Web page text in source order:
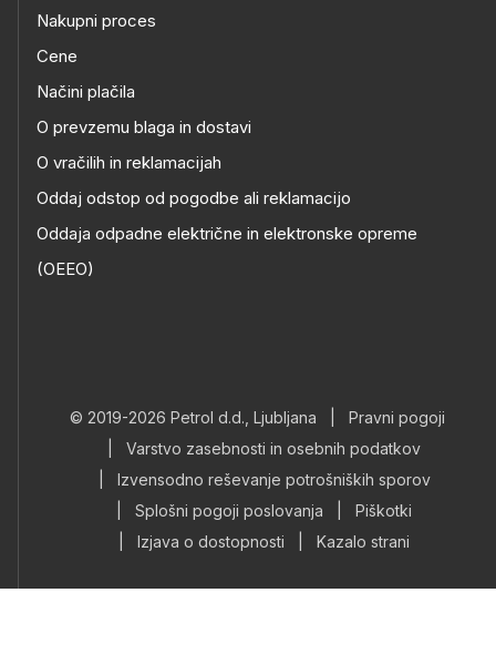
Nakupni proces
Cene
Načini plačila
O prevzemu blaga in dostavi
O vračilih in reklamacijah
Oddaj odstop od pogodbe ali reklamacijo
Oddaja odpadne električne in elektronske opreme
(OEEO)
© 2019-2026 Petrol d.d., Ljubljana
Pravni pogoji
Varstvo zasebnosti in osebnih podatkov
Izvensodno reševanje potrošniških sporov
Splošni pogoji poslovanja
Piškotki
Izjava o dostopnosti Kazalo strani